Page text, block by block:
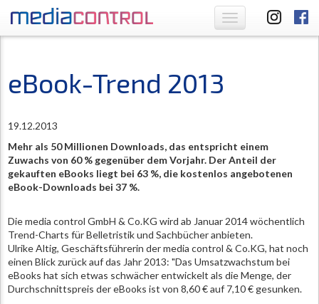
Toggle
navigation
eBook-Trend 2013
19.12.2013
Mehr als 50 Millionen Downloads, das entspricht einem
Zuwachs von 60 % gegenüber dem Vorjahr. Der Anteil der
gekauften eBooks liegt bei 63 %, die kostenlos angebotenen
eBook-Downloads bei 37 %.
Die media control GmbH & Co.KG wird ab Januar 2014 wöchentlich
Trend-Charts für Belletristik und Sachbücher anbieten.
Ulrike Altig, Geschäftsführerin der media control & Co.KG, hat noch
einen Blick zurück auf das Jahr 2013: "Das Umsatzwachstum bei
eBooks hat sich etwas schwächer entwickelt als die Menge, der
Durchschnittspreis der eBooks ist von 8,60 € auf 7,10 € gesunken.